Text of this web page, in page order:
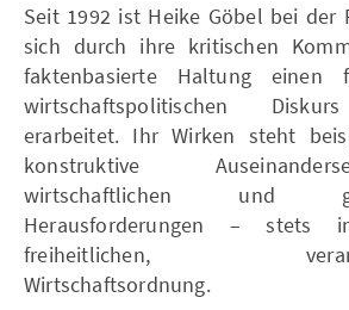
Seit 1992 ist Heike Göbel bei der
sich durch ihre kritischen
faktenbasierte Haltung einen
wirtschaftspolitischen
erarbeitet. Ihr Wirken steht
konstruktive
wirtschaftlichen und
Herausforderungen – stets
freiheitlichen,
Wirtschaftsordnung.